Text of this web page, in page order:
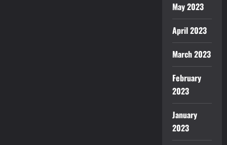
May 2023
April 2023
March 2023
February
2023
January
2023